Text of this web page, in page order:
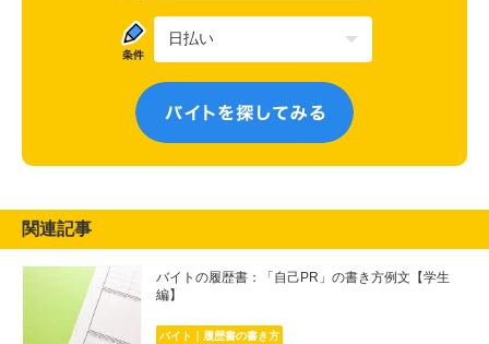
関連記事
バイトの履歴書：「自己PR」の書き方例文【学生
編】
バイト｜履歴書の書き方